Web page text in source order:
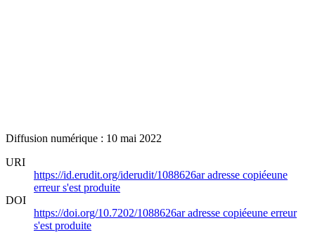
Diffusion numérique : 10 mai 2022
URI
https://id.erudit.org/iderudit/1088626aradresse copiéeune
erreur s'est produite
DOI
https://doi.org/10.7202/1088626aradresse copiéeune erreur
s'est produite